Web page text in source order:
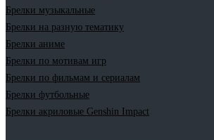
Брелки музыкальные
Брелки на разную тематику
Брелки аниме
Брелки по мотивам игр
Брелки по фильмам и сериалам
Брелки футбольные
Брелки акриловые Genshin Impact